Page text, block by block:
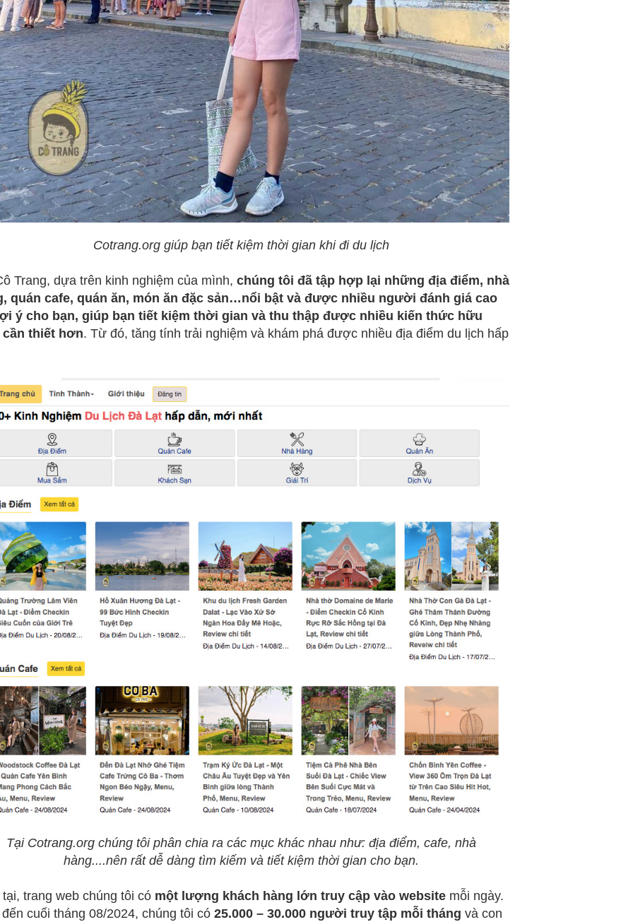
Cotrang.org giúp bạn tiết kiệm thời gian khi đi du lịch
Trang, dựa trên kinh nghiệm của mình, chúng tôi đã tập hợp lại những địa điểm, nhà
quán cafe, quán ăn, món ăn đặc sản…nổi bật và được nhiều người đánh giá cao
ý cho bạn, giúp bạn tiết kiệm thời gian và thu thập được nhiều kiến thức hữu
thiết hơn. Từ đó, tăng tính trải nghiệm và khám phá được nhiều địa điểm du lịch hấp
Tại Cotrang.org chúng tôi phân chia ra các mục khác nhau như: địa điểm, cafe, nhà
hàng....nên rất dễ dàng tìm kiếm và tiết kiệm thời gian cho bạn.
trang web chúng tôi cómột lượng khách hàng lớn truy cập vào websitemỗi ngày.
cuối tháng 08/2024, chúng tôi có 25.000 – 30.000 người truy tập mỗi tháng và con